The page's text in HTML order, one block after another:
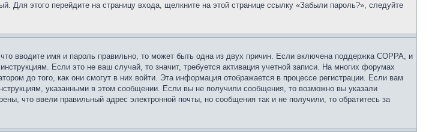
Для этого перейдите на страницу входа, щелкните на этой странице ссылку «Забыли пароль?», следуйте
вводите имя и пароль правильно, то может быть одна из двух причин. Если включена поддержка COPPA, и
Если это не ваш случай, то значит, требуется активация учетной записи. На многих форумах
до того, как они смогут в них войти. Эта информация отображается в процессе регистрации. Если вам
указанными в этом сообщении. Если вы не получили сообщения, то возможно вы указали
что ввели правильный адрес электронной почты, но сообщения так и не получили, то обратитесь за